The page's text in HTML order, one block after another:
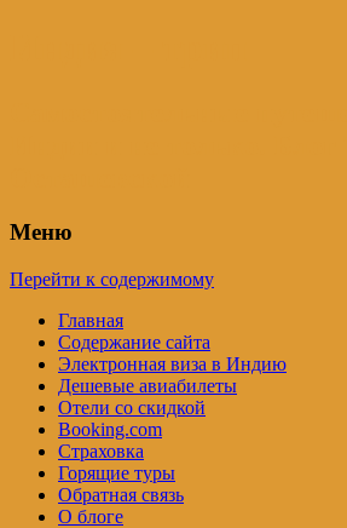
Меню
Перейти к содержимому
Главная
Содержание сайта
Электронная виза в Индию
Дешевые авиабилеты
Отели со скидкой
Booking.com
Страховка
Горящие туры
Обратная связь
О блоге